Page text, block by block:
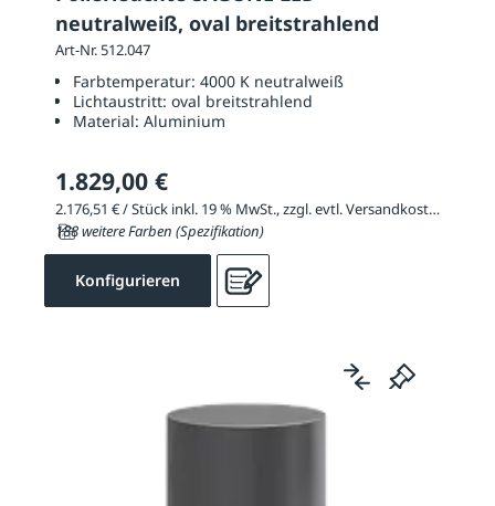
neutralweiß, oval breitstrahlend
Art-Nr. 512.047
Farbtemperatur: 4000 K neutralweiß
Lichtaustritt: oval breitstrahlend
Material: Aluminium
1.829,00 €
2.176,51 € / Stück inkl. 19 % MwSt., zzgl. evtl. Versandkosten
188 weitere Farben (Spezifikation)
Konfigurieren